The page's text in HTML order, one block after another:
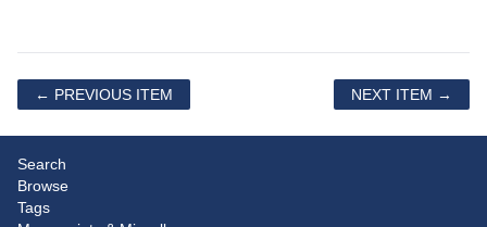
← PREVIOUS ITEM NEXT ITEM →
Search
Browse
Tags